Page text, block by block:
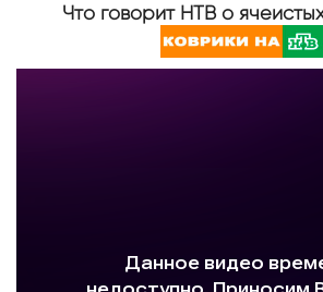
Что говорит НТВ о